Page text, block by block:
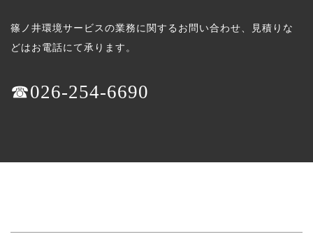
篠ノ井環境サービスの業務に関するお問い合わせ、見積りな
どはお電話にて承ります。
☎026-254-6690